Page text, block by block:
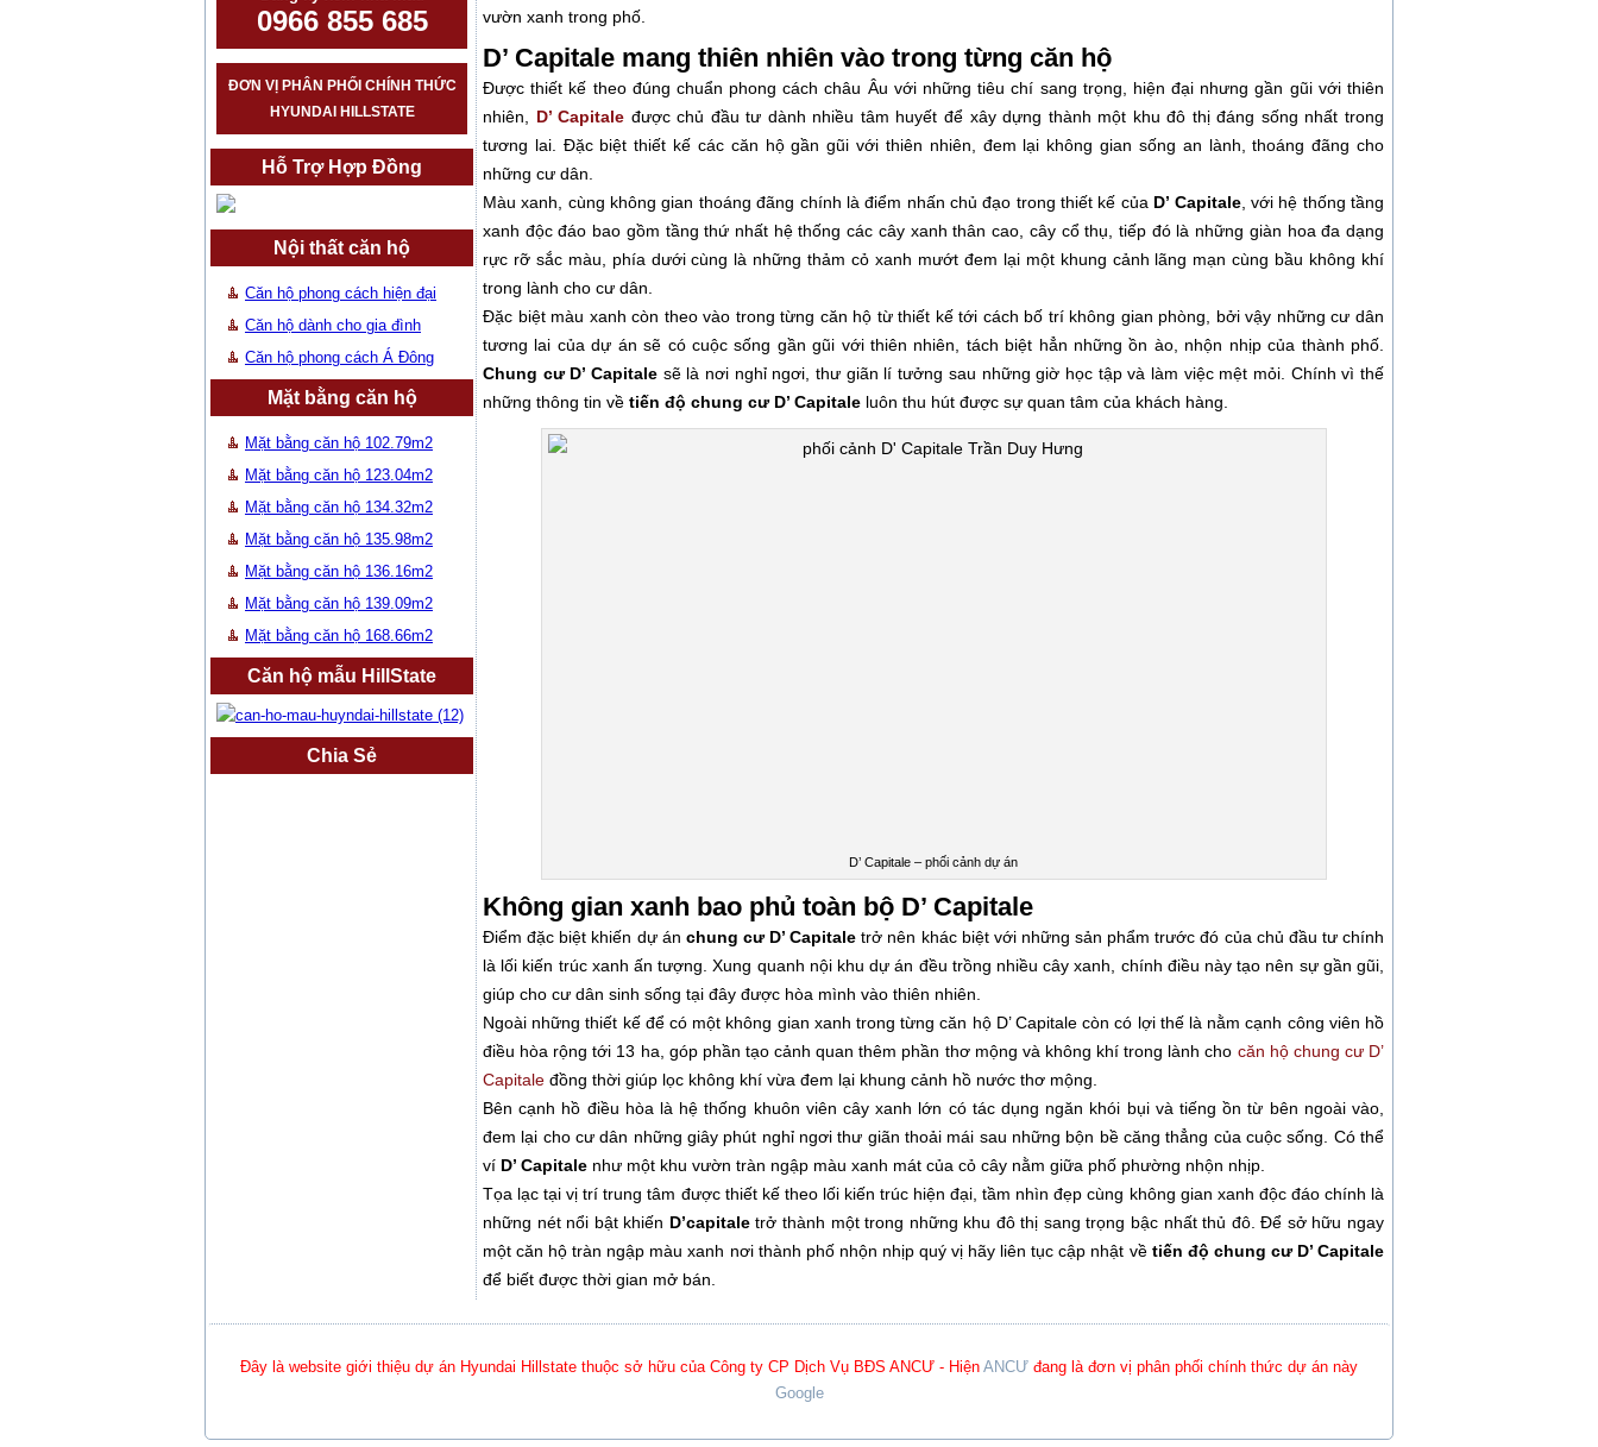
0966 855 685
ĐƠN VỊ PHÂN PHỐI CHÍNH THỨC
HYUNDAI HILLSTATE
Hỗ Trợ Hợp Đồng
Nội thất căn hộ
Căn hộ phong cách hiện đại
Căn hộ dành cho gia đình
Căn hộ phong cách Á Đông
Mặt bằng căn hộ
Mặt bằng căn hộ 102.79m2
Mặt bằng căn hộ 123.04m2
Mặt bằng căn hộ 134.32m2
Mặt bằng căn hộ 135.98m2
Mặt bằng căn hộ 136.16m2
Mặt bằng căn hộ 139.09m2
Mặt bằng căn hộ 168.66m2
Căn hộ mẫu HillState
Chia Sẻ
vườn xanh trong phố.
D’ Capitale mang thiên nhiên vào trong từng căn hộ
Được thiết kế theo đúng chuẩn phong cách châu Âu với những tiêu chí sang trọng, hiện đại nhưng gần gũi với thiên
nhiên, D’ Capitale được chủ đầu tư dành nhiều tâm huyết để xây dựng thành một khu đô thị đáng sống nhất trong
tương lai. Đặc biệt thiết kế các căn hộ gần gũi với thiên nhiên, đem lại không gian sống an lành, thoáng đãng cho
những cư dân.
Màu xanh, cùng không gian thoáng đãng chính là điểm nhấn chủ đạo trong thiết kế của D’ Capitale, với hệ thống tầng
xanh độc đáo bao gồm tầng thứ nhất hệ thống các cây xanh thân cao, cây cổ thụ, tiếp đó là những giàn hoa đa dạng
rực rỡ sắc màu, phía dưới cùng là những thảm cỏ xanh mướt đem lại một khung cảnh lãng mạn cùng bầu không khí
trong lành cho cư dân.
Đặc biệt màu xanh còn theo vào trong từng căn hộ từ thiết kế tới cách bố trí không gian phòng, bởi vậy những cư dân
tương lai của dự án sẽ có cuộc sống gần gũi với thiên nhiên, tách biệt hẳn những ồn ào, nhộn nhịp của thành phố.
Chung cư D’ Capitale sẽ là nơi nghỉ ngơi, thư giãn lí tưởng sau những giờ học tập và làm việc mệt mỏi. Chính vì thế
những thông tin về tiến độ chung cư D’ Capitale luôn thu hút được sự quan tâm của khách hàng.
D’ Capitale – phối cảnh dự án
Không gian xanh bao phủ toàn bộ D’ Capitale
Điểm đặc biệt khiến dự án chung cư D’ Capitaletrở nên khác biệt với những sản phẩm trước đó của chủ đầu tư chính
là lối kiến trúc xanh ấn tượng. Xung quanh nội khu dự án đều trồng nhiều cây xanh, chính điều này tạo nên sự gần gũi,
giúp cho cư dân sinh sống tại đây được hòa mình vào thiên nhiên.
Ngoài những thiết kế để có một không gian xanh trong từng căn hộ D’ Capitale còn có lợi thế là nằm cạnh công viên hồ
điều hòa rộng tới 13 ha, góp phần tạo cảnh quan thêm phần thơ mộng và không khí trong lành cho căn hộ chung cư D’
Capitale đồng thời giúp lọc không khí vừa đem lại khung cảnh hồ nước thơ mộng.
Bên cạnh hồ điều hòa là hệ thống khuôn viên cây xanh lớn có tác dụng ngăn khói bụi và tiếng ồn từ bên ngoài vào,
đem lại cho cư dân những giây phút nghỉ ngơi thư giãn thoải mái sau những bộn bề căng thẳng của cuộc sống. Có thể
ví D’ Capitale như một khu vườn tràn ngập màu xanh mát của cỏ cây nằm giữa phố phường nhộn nhịp.
Tọa lạc tại vị trí trung tâm được thiết kế theo lối kiến trúc hiện đại, tầm nhìn đẹp cùng không gian xanh độc đáo chính là
những nét nổi bật khiến D’capitaletrở thành một trong những khu đô thị sang trọng bậc nhất thủ đô. Để sở hữu ngay
một căn hộ tràn ngập màu xanh nơi thành phố nhộn nhịp quý vị hãy liên tục cập nhật về tiến độ chung cư D’ Capitale
để biết được thời gian mở bán.
Đây là website giới thiệu dự án Hyundai Hillstate thuộc sở hữu của Công ty CP Dịch Vụ BĐS ANCƯ - Hiện ANCƯ đang là đơn vị phân phối chính thức dự án này
Google